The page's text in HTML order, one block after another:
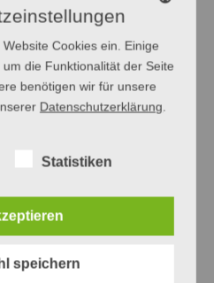
Cookies ein. Einige
die Funktionalität der Seite
benötigen wir für unsere
Datenschutzerklärung
Statistiken
speichern